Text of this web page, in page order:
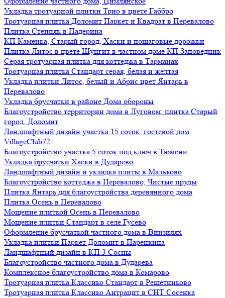
Укладка тротуарной плитки Трио в цвете Габбро
Тротуарная плитка Доломит Паркет и Квадрат в Перевалово
Плитка Степняк в Падерина
КП Каменка, Старый город, Хаски и пошаговые дорожки
Плитка Литос в цвете Шунгит в частном доме КП Заповедник
Серая тротуарная плитка для коттеджа в Тарманах
Тротуарная плитка Стандарт серая, белая и желтая
Укладка плитки Литос, белый и Абрис цвет Янтарь в
Перевалово
Укладка брусчатки в районе Дома обороны
Благоустройство территории дома в Луговом: плитка Старый
город, Доломит
Ландшафтный дизайн участка 15 соток: гостевой дом
VillageClub72
Благоустройство участка 5 соток под ключ в Тюмени
Укладка брусчатки Хаски в Дударево
Ландшафтный дизайн и укладка плиты в Мальково
Благоустройство коттеджа в Перевалово, Чистые пруды
Плитка Янтарь для благоустройства деревянного дома
Плитка Осень в Перевалово
Мощение плиткой Осень в Перевалово
Мощение плитки Стандарт в селе Гусево
Оформление брусчаткой частного дома в Винзилях
Укладка плитки Паркет Доломит в Паренкина
Ландшафтный дизайн в КП 3 Сосны
Благоустройство частного дома в Дударева
Комплексное благоустройство дома в Комарово
Тротуарная плитка Классико Стандарт в Решетниково
Тротуарная плитка Классико Антрацит в СНТ Сосенка